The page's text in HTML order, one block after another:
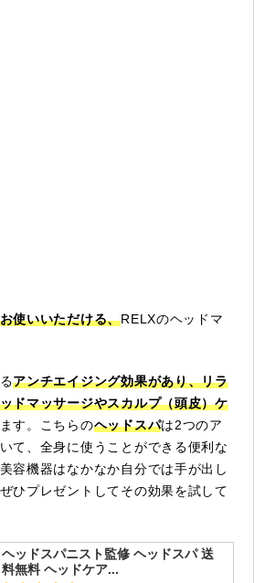
使いいただける、RELXのヘッドマ
アンチエイジング効果があり、リラ
ドマッサージやスカルプ（頭皮）ケ
す。こちらのヘッドスパは2つのア
て、全身に使うことができる便利な
容機器はなかなか自分では手が出し
ひプレゼントしてその効果を試して